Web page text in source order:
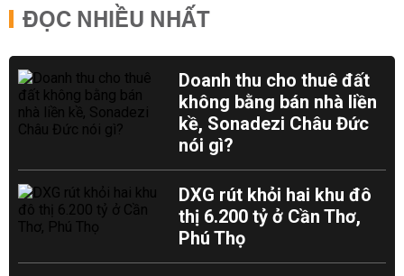
ĐỌC NHIỀU NHẤT
Doanh thu cho thuê đất
không bằng bán nhà liền
kề, Sonadezi Châu Đức
nói gì?
DXG rút khỏi hai khu đô
thị 6.200 tỷ ở Cần Thơ,
Phú Thọ